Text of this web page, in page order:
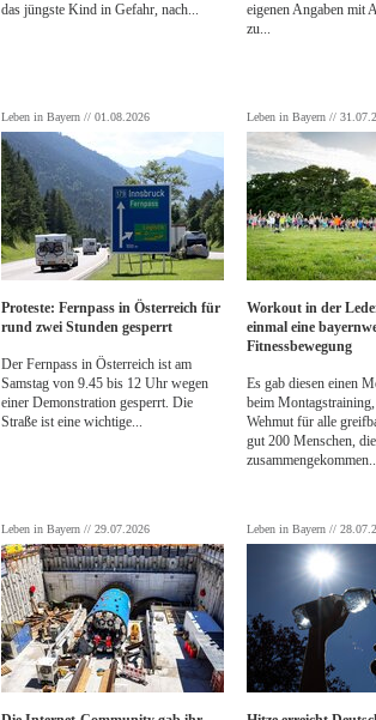
das jüngste Kind in Gefahr, nach...
eigenen Angaben mit
zu...
Leben in Bayern // 01.08.2026
Proteste: Fernpass in Österreich für
rund zwei Stunden gesperrt
Der Fernpass in Österreich ist am
Samstag von 9.45 bis 12 Uhr wegen
einer Demonstration gesperrt. Die
Straße ist eine wichtige...
Leben in Bayern //
Workout in der
einmal eine
Fitnessbewegung
Es gab diesen einen
beim
Wehmut für alle
gut 200 Menschen, die
Leben in Bayern // 29.07.2026 Leben in Bayern //